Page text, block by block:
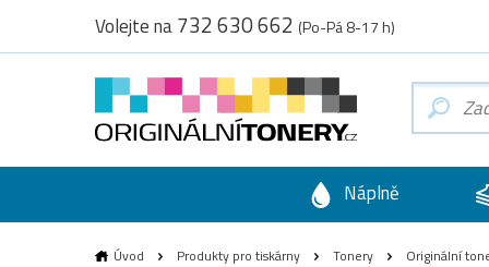
Volejte na732 630 662 (Po-Pá 8-17 h)
Náplně
Úvod Produkty pro tiskárny Tonery Originální